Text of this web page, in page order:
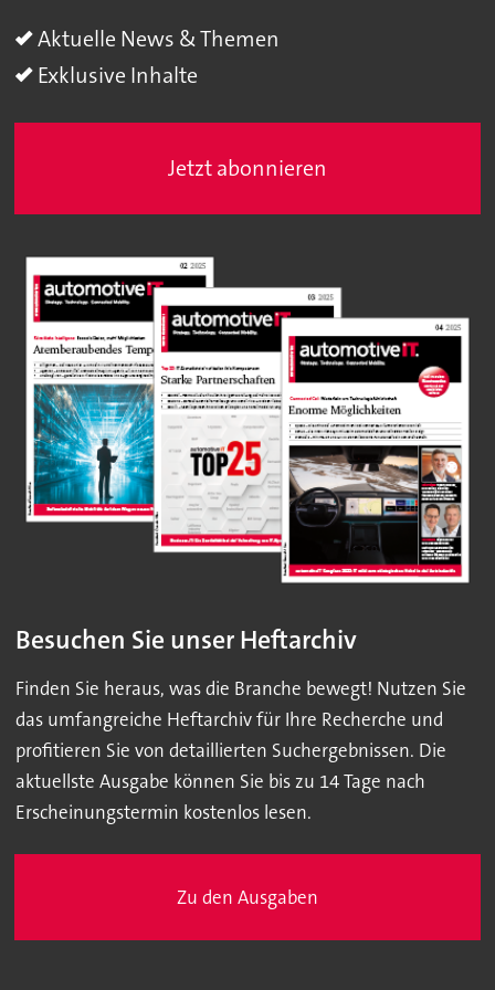
Aktuelle News & Themen
Exklusive Inhalte
Jetzt abonnieren
Besuchen Sie unser Heftarchiv
Finden Sie heraus, was die Branche bewegt! Nutzen Sie
das umfangreiche Heftarchiv für Ihre Recherche und
profitieren Sie von detaillierten Suchergebnissen. Die
aktuellste Ausgabe können Sie bis zu 14 Tage nach
Erscheinungstermin kostenlos lesen.
Zu den Ausgaben